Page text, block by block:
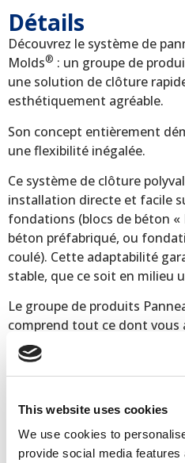
This website uses cookies
We use cookies to
provide social media
Détails
Découvrez le système de
Molds® : un groupe de
une solution de clôture
esthétiquement agréable.
Son concept entièrement
une flexibilité inégalée.
Ce système de clôture
installation directe et facile
fondations (blocs de béton «
béton préfabriqué, ou
coulé). Cette adaptabilité
stable, que ce soit en milieu
Le groupe de produits
comprend tout ce dont vous
installation complète :
poteaux, poteaux de clôture
Poids
16 kg
Dimensions
589 ×